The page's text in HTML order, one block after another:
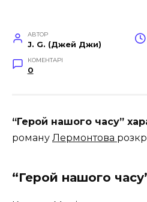
АВТОР
J. G. (Джей Джи)
КОМЕНТАРІ
0
“Герой нашого часу”
роману Лермонтова
“Герой нашого